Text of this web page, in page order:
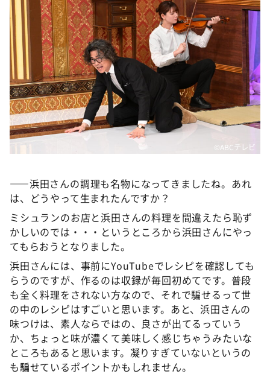
©ABCテレビ
――浜田さんの調理も名物になってきましたね。あれ
は、どうやって生まれたんですか？
ミシュランのお店と浜田さんの料理を間違えたら恥ず
かしいのでは・・・というところから浜田さんにやっ
てもらおうとなりました。
浜田さんには、事前にYouTubeでレシピを確認しても
らうのですが、作るのは収録が毎回初めてです。普段
も全く料理をされない方なので、それで騙せるって世
の中のレシピはすごいと思います。あと、浜田さんの
味つけは、素人ならではの、良さが出てるっていう
か、ちょっと味が濃くて美味しく感じちゃうみたいな
ところもあると思います。凝りすぎていないというの
も騙せているポイントかもしれません。